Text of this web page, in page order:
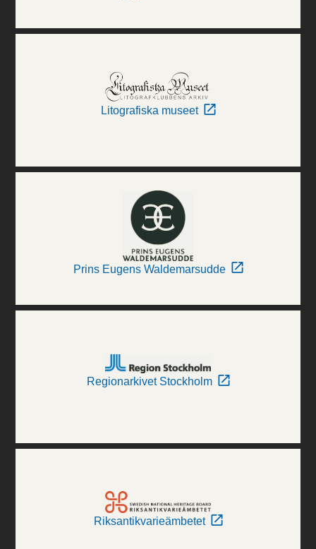
Litografiska museet
Prins Eugens Waldemarsudde
Regionarkivet Stockholm
Riksantikvarieämbetet